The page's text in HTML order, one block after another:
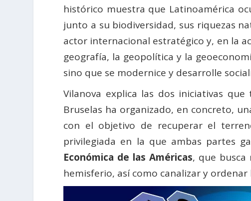
histórico muestra que Latinoamérica
junto a su biodiversidad, sus riquezas
actor internacional estratégico y, en la
geografía, la geopolítica y la
sino que se modernice y desarrolle
Vilanova explica las dos iniciativas
Bruselas ha organizado, en concreto,
con el objetivo de recuperar el
privilegiada en la que ambas partes
Económica de las Américas, que
hemisferio, así como canalizar y